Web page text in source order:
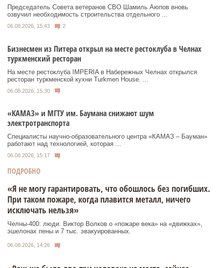
Председатель Совета ветеранов СВО Шамиль Аюпов вновь
озвучил необходимость строительства отдельного ...
06.08.2026, 15:43 2
Бизнесмен из Питера открыл на месте рестоклуба в Челнах
туркменский ресторан
На месте рестоклуба IMPERIA в Набережных Челнах открылся
ресторан туркменской кухни Turkmen House. ...
06.08.2026, 15:30
«КАМАЗ» и МГТУ им. Баумана снижают шум
электротранспорта
Специалисты научно-образовательного центра «КАМАЗ – Бауман»
работают над технологией, которая ...
06.08.2026, 15:17
ПОДРОБНО
«Я не могу гарантировать, что обошлось без погибших.
При таком пожаре, когда плавится металл, ничего
исключать нельзя»
Челны-400: люди. Виктор Волков о «пожаре века» на «движках»,
эшелонах пены и 7 тыс. эвакуированных.
06.08.2026, 14:26